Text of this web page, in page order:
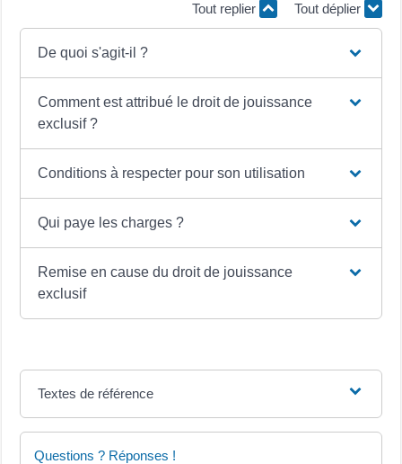
Tout replier Tout déplier
De quoi s'agit-il ?
Comment est attribué le droit de jouissance
exclusif ?
Conditions à respecter pour son utilisation
Qui paye les charges ?
Remise en cause du droit de jouissance
exclusif
Textes de référence
Questions ? Réponses !